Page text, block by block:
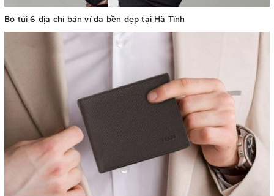
Bỏ túi 6 địa chỉ bán ví da bền đẹp tại Hà Tĩnh